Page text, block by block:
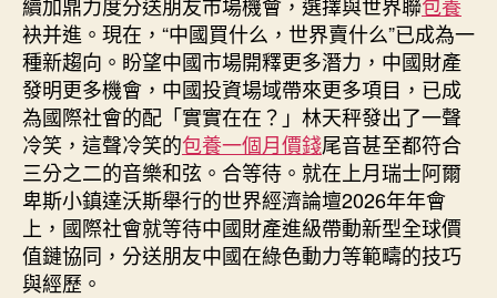
袂并進。現在，“中國買什么，世界賣什么”已成為一
種新趨向。盼望中國市場開釋更多潛力，中國財產
發明更多機會，中國投資場域帶來更多項目，已成
為國際社會的配「實實在在？」林天秤發出了一聲
冷笑，這聲冷笑的包養一個月價錢尾音甚至都符合
三分之二的音樂和弦。合等待。就在上月瑞士阿爾
卑斯小鎮達沃斯舉行的世界經濟論壇2026年年會
上，國際社會就等待中國財產進級帶動新型全球價
值鏈協同，分送朋友中國在綠色動力等範疇的技巧
與經歷。